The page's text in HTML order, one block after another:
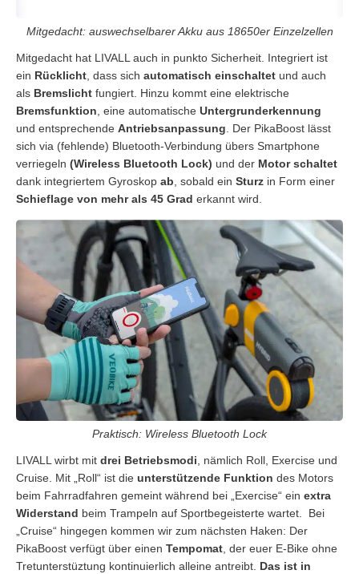
Mitgedacht: auswechselbarer Akku aus 18650er Einzelzellen
Mitgedacht hat LIVALL auch in punkto Sicherheit. Integriert ist
ein Rücklicht , dass sich automatisch einschaltet und auch
als Bremslicht fungiert. Hinzu kommt eine elektrische
Bremsfunktion , eine automatische Untergrunderkennung
und entsprechende Antriebsanpassung . Der PikaBoost lässt
sich via (fehlende) Bluetooth-Verbindung übers Smartphone
verriegeln (Wireless Bluetooth Lock) und der Motor schaltet
dank integriertem Gyroskop ab , sobald ein Sturz in Form einer
Schieflage von mehr als 45 Grad erkannt wird.
Praktisch: Wireless Bluetooth Lock
LIVALL wirbt mit drei Betriebsmodi, nämlich Roll, Exercise und
Cruise. Mit „Roll“ ist die unterstützende Funktion des Motors
beim Fahrradfahren gemeint während bei „Exercise“ ein extra
Widerstand beim Trampeln auf Sportbegeisterte wartet. Bei
„Cruise“ hingegen kommen wir zum nächsten Haken: Der
PikaBoost verfügt über einen Tempomat, der euer E-Bike ohne
Tretunterstüztung kontinuierlich alleine antreibt. Das ist in